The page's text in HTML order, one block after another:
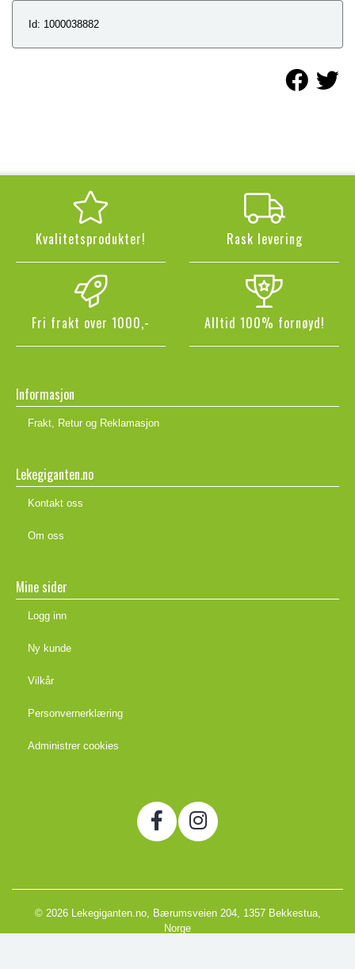
Id: 1000038882
Kvalitetsprodukter! Rask levering
Fri frakt over 1000,- Alltid 100% fornøyd!
Informasjon
Frakt, Retur og Reklamasjon
Lekegiganten.no
Kontakt oss
Om oss
Mine sider
Logg inn
Ny kunde
Vilkår
Personvernerklæring
Administrer cookies
© 2026 Lekegiganten.no, Bærumsveien 204, 1357 Bekkestua,
Norge